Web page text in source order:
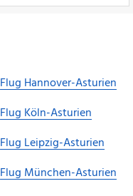
Flug Hannover-Asturien
Flug Köln-Asturien
Flug Leipzig-Asturien
Flug München-Asturien